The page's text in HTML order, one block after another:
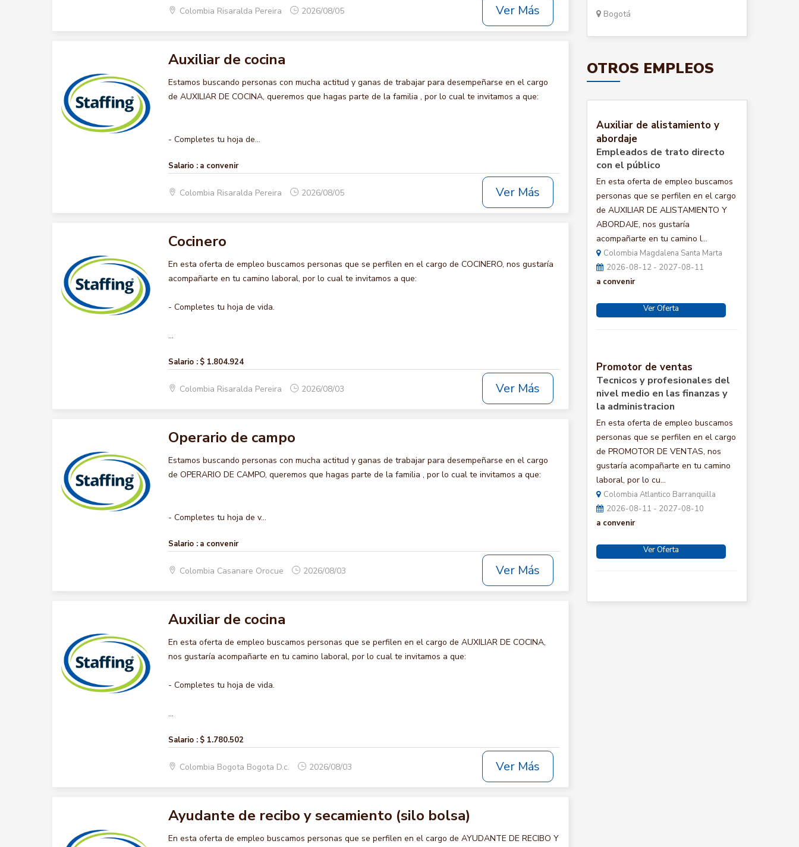
Colombia Risaralda Pereira 2026/08/05 Ver Más
Auxiliar de cocina
Estamos buscando personas con mucha actitud y ganas de trabajar para desempeñarse en el cargo
de AUXILIAR DE COCINA, queremos que hagas parte de la familia , por lo cual te invitamos a que:
- Completes tu hoja de...
Salario : a convenir
Colombia Risaralda Pereira 2026/08/05 Ver Más
Cocinero
En esta oferta de empleo buscamos personas que se perfilen en el cargo de COCINERO, nos gustaría
acompañarte en tu camino laboral, por lo cual te invitamos a que:
- Completes tu hoja de vida.
...
Salario : $ 1.804.924
Colombia Risaralda Pereira 2026/08/03 Ver Más
Operario de campo
Estamos buscando personas con mucha actitud y ganas de trabajar para desempeñarse en el cargo
de OPERARIO DE CAMPO, queremos que hagas parte de la familia , por lo cual te invitamos a que:
- Completes tu hoja de v...
Salario : a convenir
Colombia Casanare Orocue 2026/08/03 Ver Más
Auxiliar de cocina
En esta oferta de empleo buscamos personas que se perfilen en el cargo de AUXILIAR DE COCINA,
nos gustaría acompañarte en tu camino laboral, por lo cual te invitamos a que:
- Completes tu hoja de vida.
...
Salario : $ 1.780.502
Colombia Bogota Bogota D.c. 2026/08/03 Ver Más
Ayudante de recibo y secamiento (silo bolsa)
En esta oferta de empleo buscamos personas que se perfilen en el cargo de AYUDANTE DE RECIBO Y
Bogotá
OTROS EMPLEOS
Auxiliar de alistamiento y
abordaje
Empleados de trato directo
con el público
En esta oferta de empleo buscamos
personas que se perfilen en el cargo
de AUXILIAR DE ALISTAMIENTO Y
ABORDAJE, nos gustaría
acompañarte en tu camino l...
Colombia Magdalena Santa Marta
2026-08-12 - 2027-08-11
a convenir
Ver Oferta
Promotor de ventas
Tecnicos y profesionales del
nivel medio en las finanzas y
la administracion
En esta oferta de empleo buscamos
personas que se perfilen en el cargo
de PROMOTOR DE VENTAS, nos
gustaría acompañarte en tu camino
laboral, por lo cu...
Colombia Atlantico Barranquilla
2026-08-11 - 2027-08-10
a convenir
Ver Oferta